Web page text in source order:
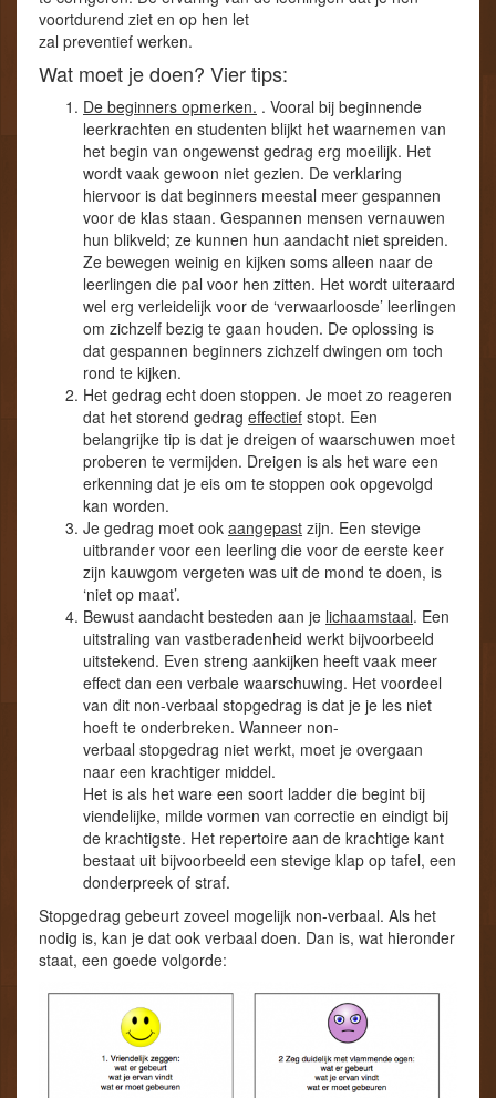
voortdurend ziet en op hen let
zal preventief werken.
Wat moet je doen? Vier tips:
De beginners opmerken. . Vooral bij beginnende
leerkrachten en studenten blijkt het waarnemen van
het begin van ongewenst gedrag erg moeilijk. Het
wordt vaak gewoon niet gezien. De verklaring
hiervoor is dat beginners meestal meer gespannen
voor de klas staan. Gespannen mensen vernauwen
hun blikveld; ze kunnen hun aandacht niet spreiden.
Ze bewegen weinig en kijken soms alleen naar de
leerlingen die pal voor hen zitten. Het wordt uiteraard
wel erg verleidelijk voor de ‘verwaarloosde’ leerlingen
om zichzelf bezig te gaan houden. De oplossing is
dat gespannen beginners zichzelf dwingen om toch
rond te kijken.
Het gedrag echt doen stoppen. Je moet zo reageren
dat het storend gedrag effectief stopt. Een
belangrijke tip is dat je dreigen of waarschuwen moet
proberen te vermijden. Dreigen is als het ware een
erkenning dat je eis om te stoppen ook opgevolgd
kan worden.
Je gedrag moet ook aangepast zijn. Een stevige
uitbrander voor een leerling die voor de eerste keer
zijn kauwgom vergeten was uit de mond te doen, is
‘niet op maat’.
Bewust aandacht besteden aan je lichaamstaal. Een
uitstraling van vastberadenheid werkt bijvoorbeeld
uitstekend. Even streng aankijken heeft vaak meer
effect dan een verbale waarschuwing. Het voordeel
van dit non-verbaal stopgedrag is dat je je les niet
hoeft te onderbreken. Wanneer non-
verbaal stopgedrag niet werkt, moet je overgaan
naar een krachtiger middel.
Het is als het ware een soort ladder die begint bij
viendelijke, milde vormen van correctie en eindigt bij
de krachtigste. Het repertoire aan de krachtige kant
bestaat uit bijvoorbeeld een stevige klap op tafel, een
donderpreek of straf.
Stopgedrag gebeurt zoveel mogelijk non-verbaal. Als het
nodig is, kan je dat ook verbaal doen. Dan is, wat hieronder
staat, een goede volgorde: